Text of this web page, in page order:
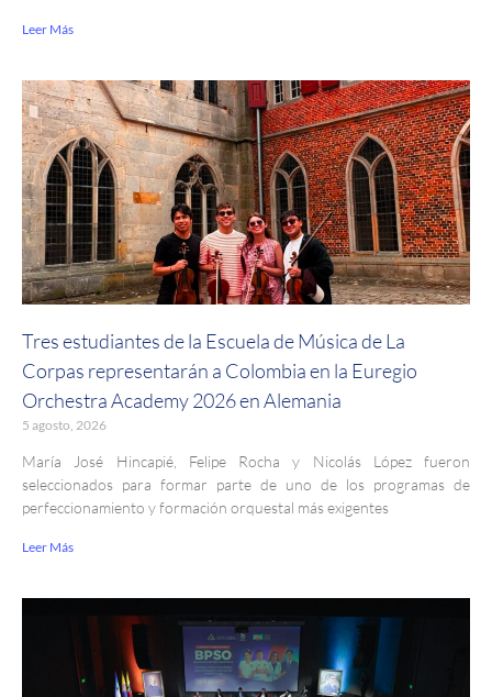
Leer Más
Tres estudiantes de la Escuela de Música de La
Corpas representarán a Colombia en la Euregio
Orchestra Academy 2026 en Alemania
5 agosto, 2026
María José Hincapié, Felipe Rocha y Nicolás López fueron
seleccionados para formar parte de uno de los programas de
perfeccionamiento y formación orquestal más exigentes
Leer Más